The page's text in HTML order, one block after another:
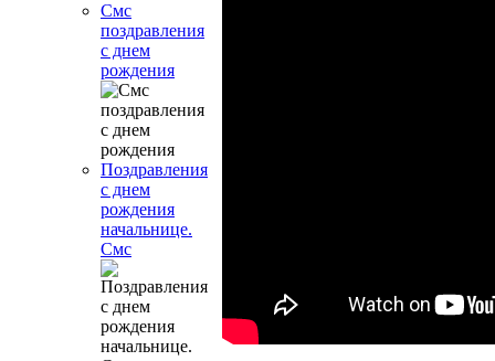
Смс
поздравления
с днем
рождения
Поздравления
с днем
рождения
начальнице.
Смс